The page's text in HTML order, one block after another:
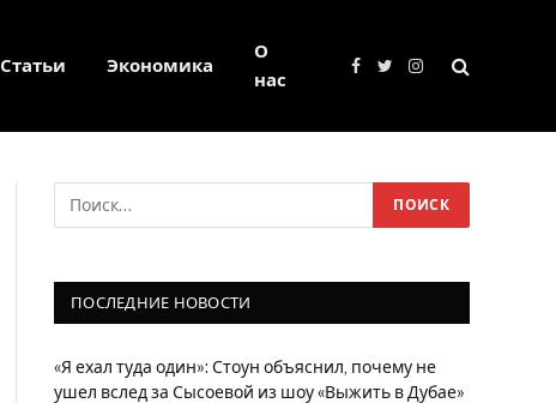
Статьи Экономика
О
нас
Facebook
TwitterInstagram
ПОСЛЕДНИЕ НОВОСТИ
«Я ехал туда один»: Стоун объяснил, почему не
ушел вслед за Сысоевой из шоу «Выжить в Дубае»